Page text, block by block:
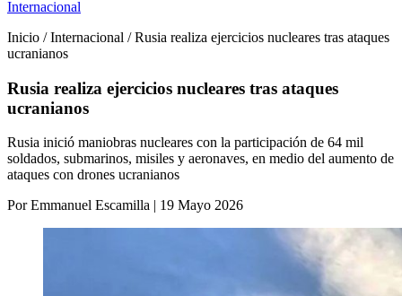
Internacional
Inicio / Internacional / Rusia realiza ejercicios nucleares tras ataques
ucranianos
Rusia realiza ejercicios nucleares tras ataques
ucranianos
Rusia inició maniobras nucleares con la participación de 64 mil
soldados, submarinos, misiles y aeronaves, en medio del aumento de
ataques con drones ucranianos
Por Emmanuel Escamilla | 19 Mayo 2026